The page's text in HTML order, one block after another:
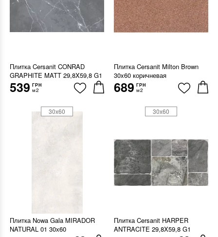
Плитка Cersanit CONRAD
GRAPHITE MATT 29,8X59,8 G1
539 ГРН
м2
Плитка Cersanit Milton Brown
30x60 коричневая
689 ГРН
м2
Плитка Nowa Gala MIRADOR
NATURAL 01 30х60
30x60
Плитка Cersanit HARPER
ANTRACITE 29,8X59,8 G1
30x60